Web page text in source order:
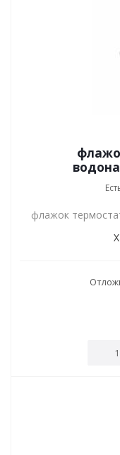
флажок